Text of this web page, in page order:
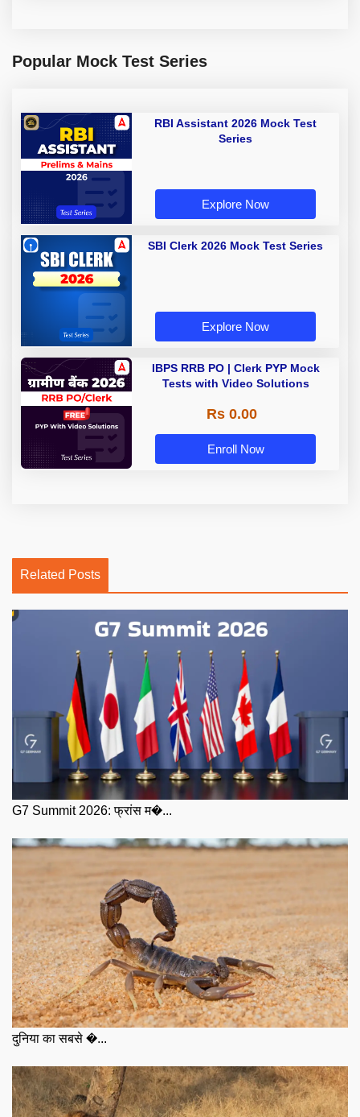
Popular Mock Test Series
RBI Assistant 2026 Mock Test
Series
Explore Now
SBI Clerk 2026 Mock Test Series
Explore Now
IBPS RRB PO | Clerk PYP Mock
Tests with Video Solutions
Rs 0.00
Enroll Now
Related Posts
G7 Summit 2026: फ्रांस म�...
दुनिया का सबसे �...